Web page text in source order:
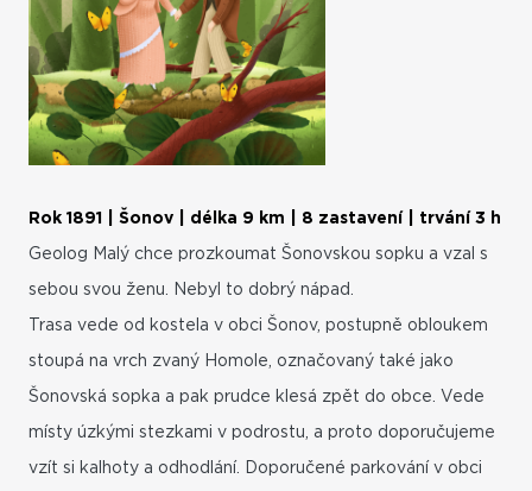
Rok 1891 | Šonov | délka 9 km | 8 zastavení | trvání 3 h
Geolog Malý chce prozkoumat Šonovskou sopku a vzal s
sebou svou ženu. Nebyl to dobrý nápad.
Trasa vede od kostela v obci Šonov, postupně obloukem
stoupá na vrch zvaný Homole, označovaný také jako
Šonovská sopka a pak prudce klesá zpět do obce. Vede
místy úzkými stezkami v podrostu, a proto doporučujeme
vzít si kalhoty a odhodlání. Doporučené parkování v obci